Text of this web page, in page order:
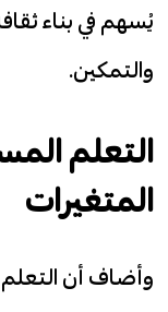
يُسهم في بناء
والتمكين.
التعلم
المتغيرات
وأضاف أن